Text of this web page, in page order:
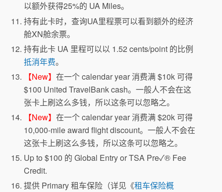
以额外获得25%的 UA Miles。
持有此卡时，查询UA里程票可以看到额外的经济
舱XN舱余票。
持有此卡 UA 里程可以以 1.52 cents/point 的比例
抵消年费。
【New】在一个 calendar year 消费满 $10k 可得
$100 United TravelBank cash。一般人不会在这
张卡上刷这么多钱，所以这条可以忽略之。
【New】在一个 calendar year 消费满 $20k 可得
10,000-mile award flight discount。一般人不会在
这张卡上刷这么多钱，所以这条可以忽略之。
Up to $100 的 Global Entry or TSA Pre✓® Fee
Credit.
提供 Primary 租车保险（详见《租车保险概